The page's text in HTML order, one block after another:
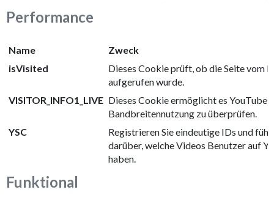
Performance
Funktional
Name
Zweck
isVisited
Dieses Cookie prüft, ob die Seite vom
aufgerufen wurde.
VISITOR_INFO1_LIVE Dieses Cookie ermöglicht es YouTube,
Bandbreitennutzung zu überprüfen.
YSC
Registrieren Sie eindeutige IDs und
darüber, welche Videos Benutzer auf
haben.